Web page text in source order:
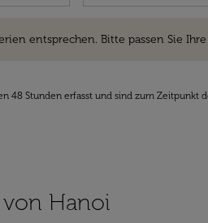
entsprechen. Bitte passen Sie Ihre
48 Stunden erfasst und sind zum
von Hanoi